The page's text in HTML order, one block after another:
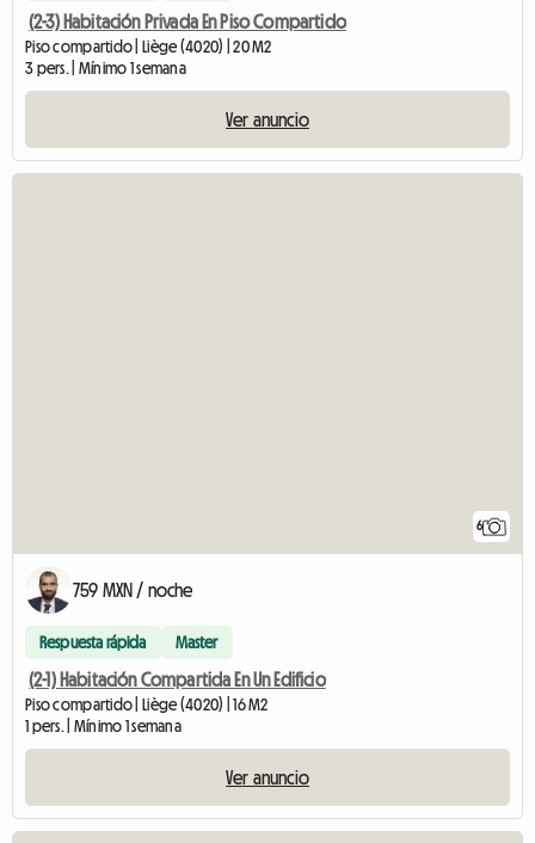
(2-3) Habitación Privada En Piso Compartido
Piso compartido | Liège (4020) | 20 M2
3 pers. | Mínimo 1 semana
Ver anuncio
6
759 MXN / noche
Respuesta rápida Master
(2-1) Habitación Compartida En Un Edificio
Piso compartido | Liège (4020) | 16 M2
1 pers. | Mínimo 1 semana
Ver anuncio